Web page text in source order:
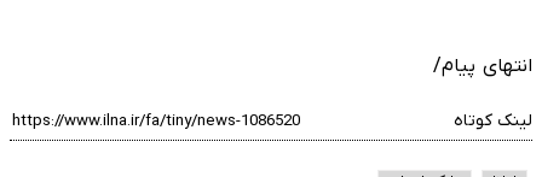
انتهای پیام/
لینک کوتاه